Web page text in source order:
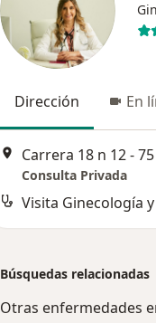
Dirección En
Consulta Privada
Visita Ginecología
Búsquedas relacionadas
Otras enfermedades